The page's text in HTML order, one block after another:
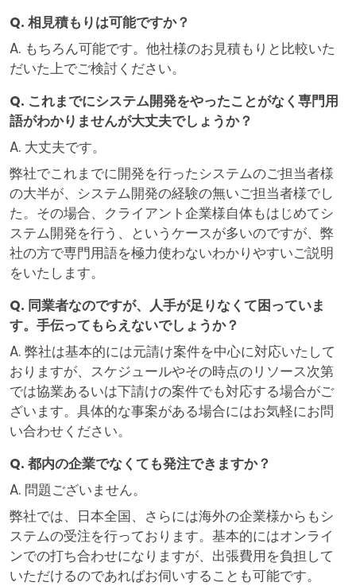
Q. 相見積もりは可能ですか？
A. もちろん可能です。他社様のお見積もりと比較いた
だいた上でご検討ください。
Q. これまでにシステム開発をやったことがなく専門用
語がわかりませんが大丈夫でしょうか？
A. 大丈夫です。
弊社でこれまでに開発を行ったシステムのご担当者様
の大半が、システム開発の経験の無いご担当者様でし
た。その場合、クライアント企業様自体もはじめてシ
ステム開発を行う、というケースが多いのですが、弊
社の方で専門用語を極力使わないわかりやすいご説明
をいたします。
Q. 同業者なのですが、人手が足りなくて困っていま
す。手伝ってもらえないでしょうか？
A. 弊社は基本的には元請け案件を中心に対応いたして
おりますが、スケジュールやその時点のリソース次第
では協業あるいは下請けの案件でも対応する場合がご
ざいます。具体的な事案がある場合にはお気軽にお問
い合わせください。
Q. 都内の企業でなくても発注できますか？
A. 問題ございません。
弊社では、日本全国、さらには海外の企業様からもシ
ステムの受注を行っております。基本的にはオンライ
ンでの打ち合わせになりますが、出張費用を負担して
いただけるのであればお伺いすることも可能です。